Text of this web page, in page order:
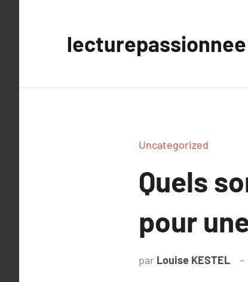
lecturepassionnee
Uncategorized
Quels
pour
par Louise KESTEL